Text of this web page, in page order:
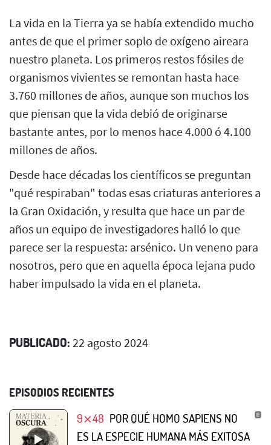
La vida en la Tierra ya se había extendido mucho
antes de que el primer soplo de oxígeno aireara
nuestro planeta. Los primeros restos fósiles de
organismos vivientes se remontan hasta hace
3.760 millones de años, aunque son muchos los
que piensan que la vida debió de originarse
bastante antes, por lo menos hace 4.000 ó 4.100
millones de años.
Desde hace décadas los científicos se preguntan
"qué respiraban" todas esas criaturas anteriores a
la Gran Oxidación, y resulta que hace un par de
años un equipo de investigadores halló lo que
parece ser la respuesta: arsénico. Un veneno para
nosotros, pero que en aquella época lejana pudo
haber impulsado la vida en el planeta.
PUBLICADO: 22 agosto 2024
EPISODIOS RECIENTES
9⨯48 POR QUÉ HOMO SAPIENS NO
ES LA ESPECIE HUMANA MÁS EXITOSA